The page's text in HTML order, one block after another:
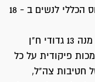
'חיל העזר לנשים', שהוקם בעקבות צו הגיוס הכללי לנשים ב - 18
ביוני שונה שמו של החיל ל'חיל נשים' והוא מנה 13 גדודי ח"ן
פיקודית על כל
חטיבות צה"ל,